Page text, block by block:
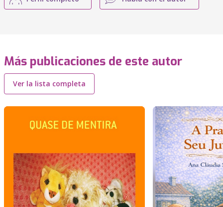
Más publicaciones de este autor
Ver la lista completa